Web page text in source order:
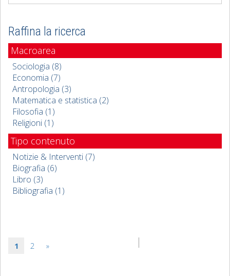
Raffina la ricerca
Macroarea
Sociologia (8)
Economia (7)
Antropologia (3)
Matematica e statistica (2)
Filosofia (1)
Religioni (1)
Tipo contenuto
Notizie & Interventi (7)
Biografia (6)
Libro (3)
Bibliografia (1)
1 2 »